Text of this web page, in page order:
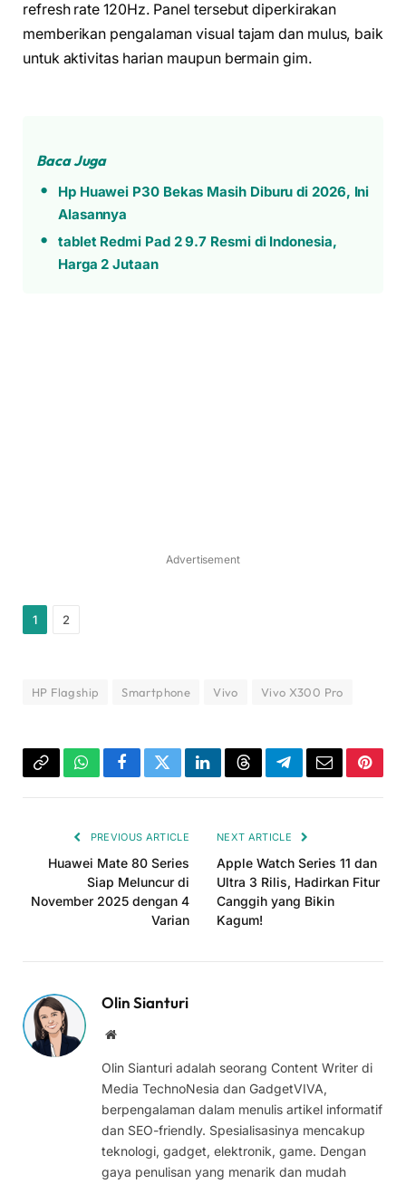
refresh rate 120Hz. Panel tersebut diperkirakan
memberikan pengalaman visual tajam dan mulus, baik
untuk aktivitas harian maupun bermain gim.
Baca Juga
Hp Huawei P30 Bekas Masih Diburu di 2026, Ini
Alasannya
tablet Redmi Pad 2 9.7 Resmi di Indonesia,
Harga 2 Jutaan
Advertisement
1 2
HP Flagship Smartphone Vivo Vivo X300 Pro
Copy WhatsAppFacebookTwitterLinkedInThreadsTelegramEmail
PREVIOUS ARTICLE
Huawei Mate 80 Series
Siap Meluncur di
November 2025 dengan 4
Varian
NEXT ARTICLE
Apple Watch Series 11 dan
Ultra 3 Rilis, Hadirkan Fitur
Canggih yang Bikin
Kagum!
Olin Sianturi
Website
Olin Sianturi adalah seorang Content Writer di
Media TechnoNesia dan GadgetVIVA,
berpengalaman dalam menulis artikel informatif
dan SEO-friendly. Spesialisasinya mencakup
teknologi, gadget, elektronik, game. Dengan
gaya penulisan yang menarik dan mudah